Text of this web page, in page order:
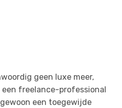
geen luxe meer,
freelance-professional
een toegewijde